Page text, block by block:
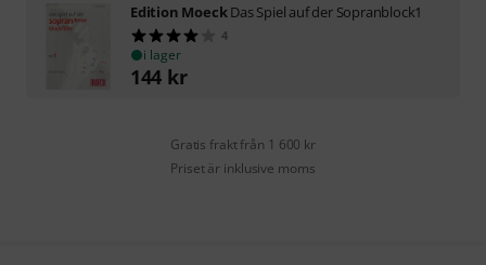
Edition MoeckDas Spiel auf der Sopranblock1
4
i lager
144 kr
Gratis frakt från 1 600 kr
Priset är inklusive moms